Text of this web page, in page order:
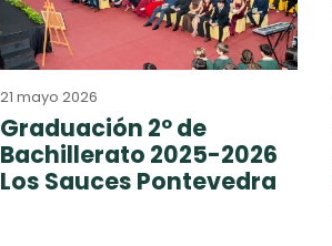
21 mayo 2026
Graduación 2º de
Bachillerato 2025-2026
Los Sauces Pontevedra